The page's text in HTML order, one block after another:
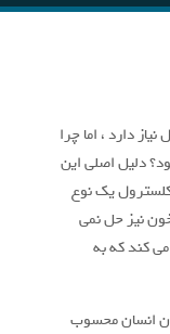
دارد ، اما چرا
دلیل اصلی این
یک نوع
نیز حل نمی
کند که به
انسان محسوب